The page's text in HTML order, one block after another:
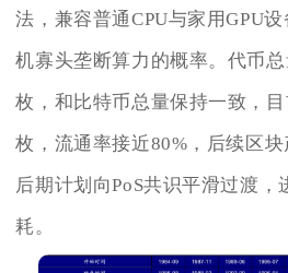
法，兼容普通CPU与家用GPU
机寡头垄断算力的概率。代币
枚，和比特币总量保持一致，
枚，流通率接近80%，后续区块
后期计划向PoS共识平滑过渡
耗。